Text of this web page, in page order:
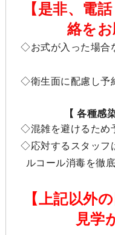
【是非、電
絡をお
◇お式が入った場合
◇衛生面に配慮し予
【 各種感
◇混雑を避けるため
◇応対するスタッフ
ルコール消毒を徹
【上記以外
見学